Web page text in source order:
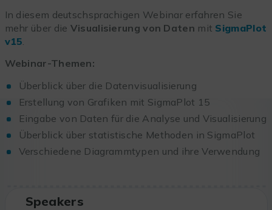
In diesem deutschsprachigen Webinar erfahren Sie
mehr über die Visualisierung von Daten mit SigmaPlot
v15
Webinar-Themen:
Überblick über die Datenvisualisierung
Erstellung von Grafiken mit SigmaPlot 15
Eingabe von Daten für die Analyse und Visualisierung
Überblick über statistische Methoden in SigmaPlot
Verschiedene Diagrammtypen und ihre Verwendung
Speakers